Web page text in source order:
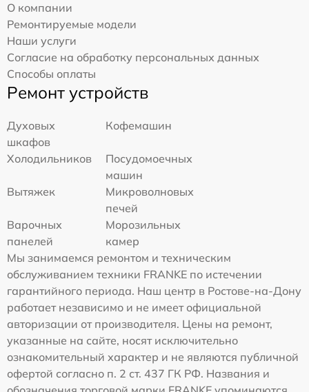
О компании
Ремонтируемые модели
Наши услуги
Согласие на обработку персональных данных
Способы оплаты
Ремонт устройств
Духовых
шкафов
Кофемашин
Холодильников
Посудомоечных
машин
Вытяжек
Микроволновых
печей
Варочных
панелей
Морозильных
камер
Мы занимаемся ремонтом и техническим
обслуживанием техники FRANKE по истечении
гарантийного периода. Наш центр в Ростове-на-Дону
работает независимо и не имеет официальной
авторизации от производителя. Цены на ремонт,
указанные на сайте, носят исключительно
ознакомительный характер и не являются публичной
офертой согласно п. 2 ст. 437 ГК РФ. Названия и